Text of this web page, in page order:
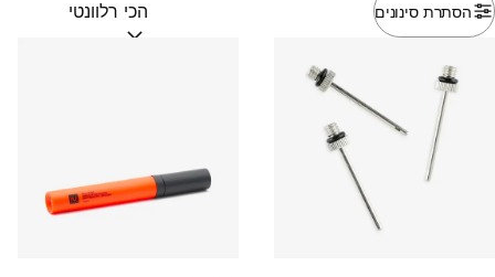
הסתרת סינונים מיין לפי:(optional)